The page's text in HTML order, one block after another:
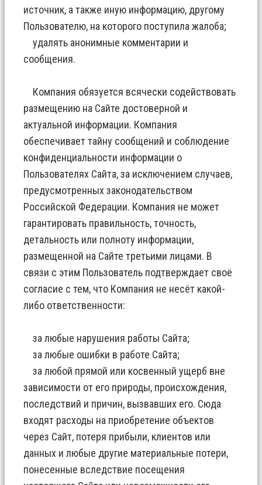
источник, а также иную информацию, другому
Пользователю, на которого поступила жалоба;
удалять анонимные комментарии и
сообщения.
Компания обязуется всячески содействовать
размещению на Сайте достоверной и
актуальной информации. Компания
обеспечивает тайну сообщений и соблюдение
конфиденциальности информации о
Пользователях Сайта, за исключением случаев,
предусмотренных законодательством
Российской Федерации. Компания не может
гарантировать правильность, точность,
детальность или полноту информации,
размещенной на Сайте третьими лицами. В
связи с этим Пользователь подтверждает своё
согласие с тем, что Компания не несёт какой-
либо ответственности:
за любые нарушения работы Сайта;
за любые ошибки в работе Сайта;
за любой прямой или косвенный ущерб вне
зависимости от его природы, происхождения,
последствий и причин, вызвавших его. Сюда
входят расходы на приобретение объектов
через Сайт, потеря прибыли, клиентов или
данных и любые другие материальные потери,
понесенные вследствие посещения